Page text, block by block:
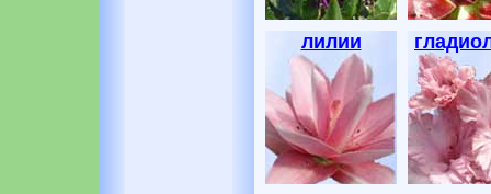
лилии